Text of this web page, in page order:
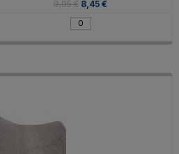
9,95 € 8,45 €